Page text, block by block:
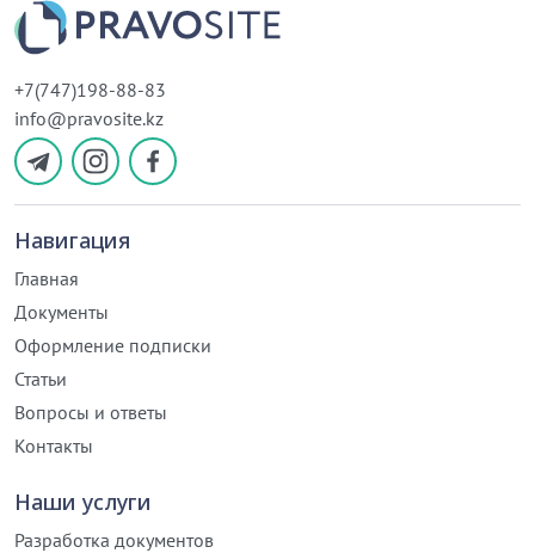
+7(747)198-88-83
info@pravosite.kz
Навигация
Главная
Документы
Оформление подписки
Статьи
Вопросы и ответы
Контакты
Наши услуги
Разработка документов